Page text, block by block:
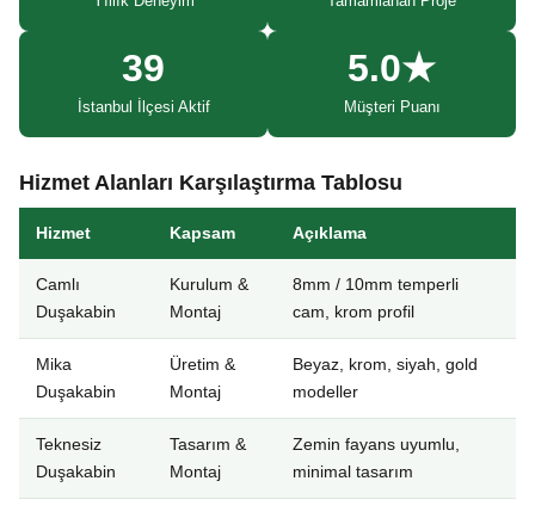
39
İstanbul İlçesi Aktif
5.0★
Müşteri Puanı
Hizmet Alanları Karşılaştırma Tablosu
Hizmet Kapsam Açıklama
Camlı
Duşakabin
Kurulum &
Montaj
8mm / 10mm temperli
cam, krom profil
Mika
Duşakabin
Üretim &
Montaj
Beyaz, krom, siyah, gold
modeller
Teknesiz
Duşakabin
Tasarım &
Montaj
Zemin fayans uyumlu,
minimal tasarım